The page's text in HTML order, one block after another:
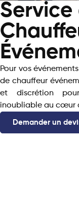
Service
Pour vos
de chauffeur
et discrétion
inoubliable au cœur
Demander un